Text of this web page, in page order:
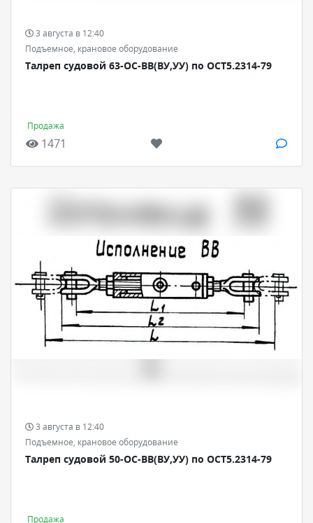
3 августа в 12:40
Подъемное, крановое оборудование
Талреп судовой 63-ОС-ВВ(ВУ,УУ) по ОСТ5.2314-79
Продажа
1471
3 августа в 12:40
Подъемное, крановое оборудование
Талреп судовой 50-ОС-ВВ(ВУ,УУ) по ОСТ5.2314-79
Продажа